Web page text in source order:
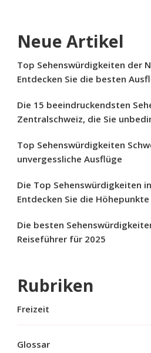
Neue Artikel
Top Sehenswürdigkeiten der
Entdecken Sie die besten
Die 15 beeindruckendsten
Zentralschweiz, die Sie
Top Sehenswürdigkeiten
unvergessliche Ausflüge
Die Top Sehenswürdigkeiten
Entdecken Sie die
Die besten
Reiseführer für 2025
Rubriken
Freizeit
Glossar